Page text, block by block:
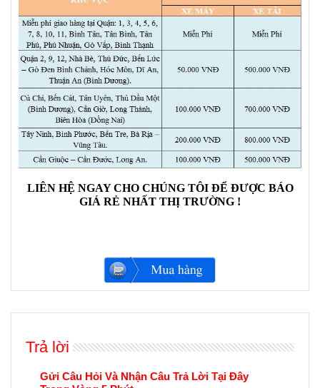
LIÊN HỆ NGAY CHO CHÚNG TÔI ĐỂ ĐƯỢC BÁO
GIÁ RẺ NHẤT THỊ TRƯỜNG !
Trả lời
Gửi Câu Hỏi Và Nhận Câu Trả Lời Tại Đây